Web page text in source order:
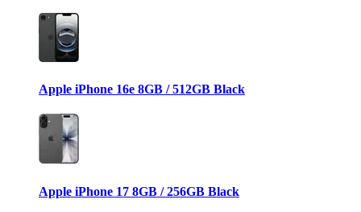
Apple iPhone 16e 8GB / 512GB Black
Apple iPhone 17 8GB / 256GB Black